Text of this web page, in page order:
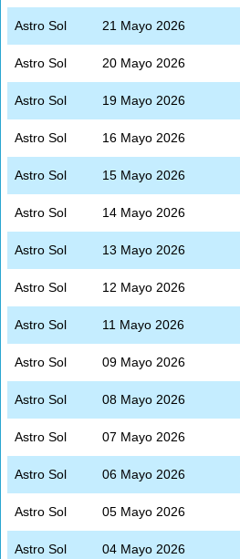
Astro Sol 21 Mayo 2026
Astro Sol 20 Mayo 2026
Astro Sol 19 Mayo 2026
Astro Sol 16 Mayo 2026
Astro Sol 15 Mayo 2026
Astro Sol 14 Mayo 2026
Astro Sol 13 Mayo 2026
Astro Sol 12 Mayo 2026
Astro Sol 11 Mayo 2026
Astro Sol 09 Mayo 2026
Astro Sol 08 Mayo 2026
Astro Sol 07 Mayo 2026
Astro Sol 06 Mayo 2026
Astro Sol 05 Mayo 2026
Astro Sol 04 Mayo 2026